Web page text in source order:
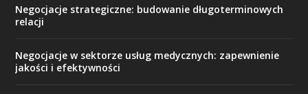
Negocjacje strategiczne: budowanie długoterminowych
relacji
Negocjacje w sektorze usług medycznych: zapewnienie
jakości i efektywności